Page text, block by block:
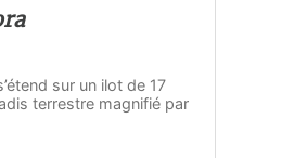
sur un ilot de 17
terrestre magnifié par